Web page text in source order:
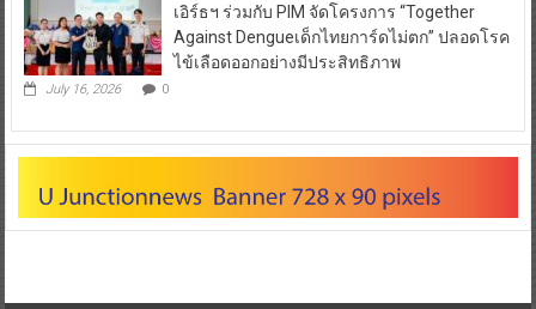
เอิร์ธฯ ร่วมกับ PIM จัดโครงการ “Together
Against Dengueเด็กไทยการ์ดไม่ตก” ปลอดโรค
ไข้เลือดออกอย่างมีประสิทธิภาพ
July 16, 2026 0